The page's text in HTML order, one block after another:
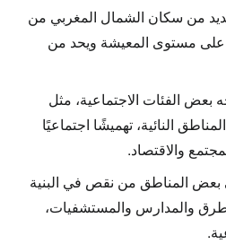
من سكان الشمال المغربي من
على مستوى المعيشة ويحد من
بعض الفئات الاجتماعية، مثل
النائية، تهميشًا اجتماعيًا
والاقتصاد.
بعض المناطق من نقص في البنية
والمدارس والمستشفيات،